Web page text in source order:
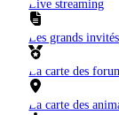
Live streaming
Les grands invités
La carte des
La carte des